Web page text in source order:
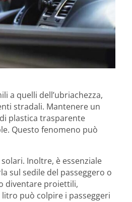
a quelli dell’ubriachezza,
stradali. Mantenere un
plastica trasparente
Questo fenomeno può
Inoltre, è essenziale
sul sedile del passeggero o
diventare proiettili,
può colpire i passeggeri